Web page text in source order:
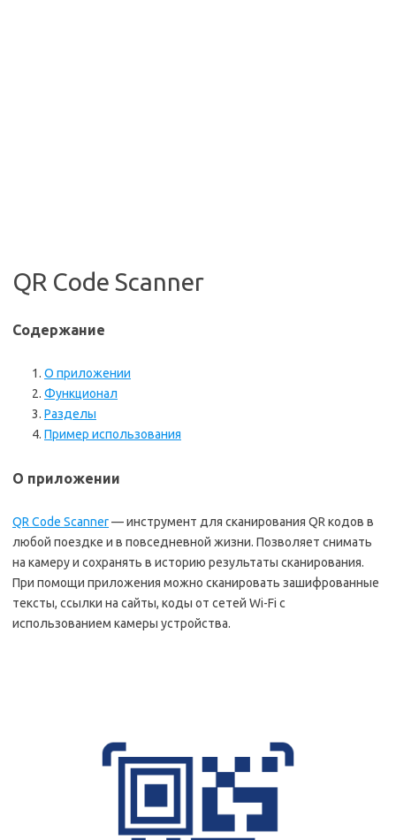
QR Code Scanner
Содержание
О приложении
Функционал
Разделы
Пример использования
О приложении
QR Code Scanner— инструмент для сканирования QR кодов в
любой поездке и в повседневной жизни. Позволяет снимать
на камеру и сохранять в историю результаты сканирования.
При помощи приложения можно сканировать зашифрованные
тексты, ссылки на сайты, коды от сетей Wi-Fi с
использованием камеры устройства.